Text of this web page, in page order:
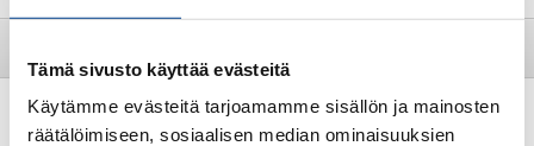
Tämä sivusto käyttää evästeitä
Käytämme evästeitä tarjoamamme sisällön ja mainosten
räätälöimiseen, sosiaalisen median ominaisuuksien
SYT.TULPPA